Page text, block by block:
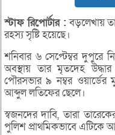
স্টাফরিপোর্টার : বড়লেখায়
রহস্য সৃষ্টি হয়েছে।
শনিবার ৬ সেপ্টেম্বর দুপুরে
অবস্থায় তার মৃতদেহ
পৌরসভার ৯ নম্বর ওয়ার্ডের
আব্দুল লতিফের ছেলে।
স্বজনদের দাবি, তারা
পুলিশ প্রাথমিকভাবে এটিকে